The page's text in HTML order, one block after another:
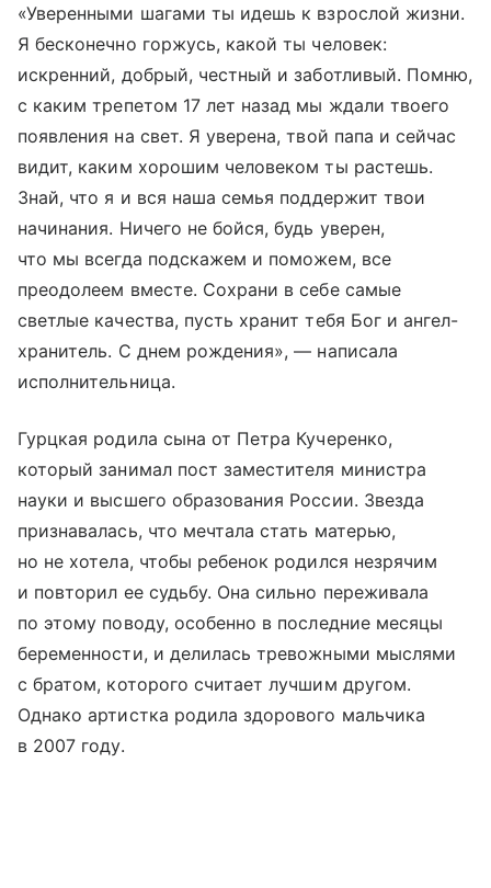
«Уверенными шагами ты идешь к взрослой жизни.
Я бесконечно горжусь, какой ты человек:
искренний, добрый, честный и заботливый. Помню,
с каким трепетом 17 лет назад мы ждали твоего
появления на свет. Я уверена, твой папа и сейчас
видит, каким хорошим человеком ты растешь.
Знай, что я и вся наша семья поддержит твои
начинания. Ничего не бойся, будь уверен,
что мы всегда подскажем и поможем, все
преодолеем вместе. Сохрани в себе самые
светлые качества, пусть хранит тебя Бог и ангел-
хранитель. С днем рождения», — написала
исполнительница.
Гурцкая родила сына от Петра Кучеренко,
который занимал пост заместителя министра
науки и высшего образования России. Звезда
признавалась, что мечтала стать матерью,
но не хотела, чтобы ребенок родился незрячим
и повторил ее судьбу. Она сильно переживала
по этому поводу, особенно в последние месяцы
беременности, и делилась тревожными мыслями
с братом, которого считает лучшим другом.
Однако артистка родила здорового мальчика
в 2007 году.